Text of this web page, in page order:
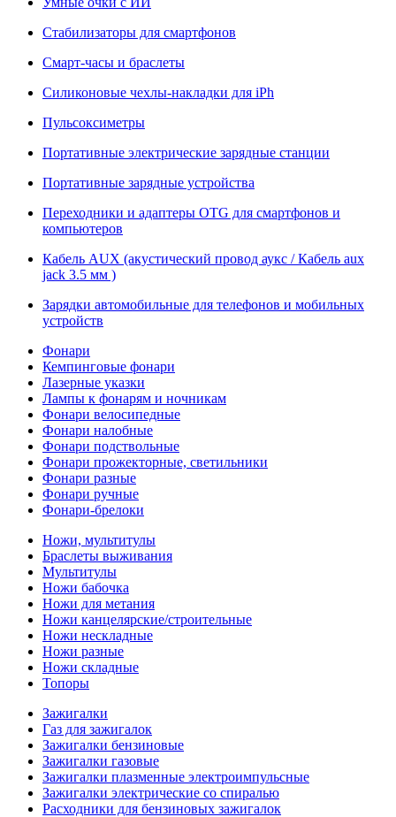
Стабилизаторы для смартфонов
Смарт-часы и браслеты
Силиконовые чехлы-накладки для iPh
Пульсоксиметры
Портативные электрические зарядные станции
Портативные зарядные устройства
Переходники и адаптеры OTG для смартфонов и
компьютеров
Кабель AUX (акустический провод аукс / Кабель aux
jack 3.5 мм )
Зарядки автомобильные для телефонов и мобильных
устройств
Фонари
Кемпинговые фонари
Лазерные указки
Лампы к фонарям и ночникам
Фонари велосипедные
Фонари налобные
Фонари подствольные
Фонари прожекторные, светильники
Фонари разные
Фонари ручные
Фонари-брелоки
Ножи, мультитулы
Браслеты выживания
Мультитулы
Ножи бабочка
Ножи для метания
Ножи канцелярские/строительные
Ножи нескладные
Ножи разные
Ножи складные
Топоры
Зажигалки
Газ для зажигалок
Зажигалки бензиновые
Зажигалки газовые
Зажигалки плазменные электроимпульсные
Зажигалки электрические со спиралью
Расходники для бензиновых зажигалок